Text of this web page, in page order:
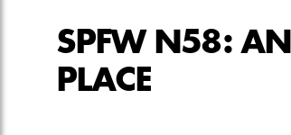
SPFW N58:
PLACE